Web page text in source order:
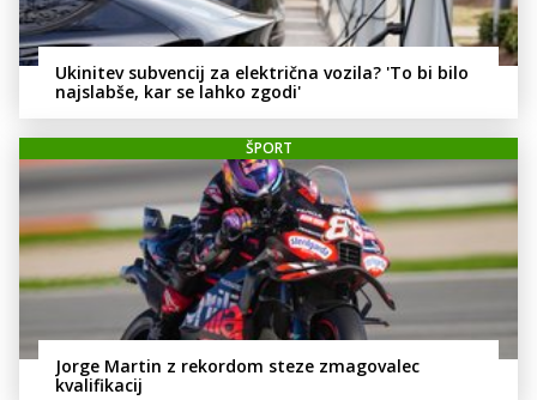
Ukinitev subvencij za električna vozila? 'To bi bilo
najslabše, kar se lahko zgodi'
ŠPORT
Jorge Martin z rekordom steze zmagovalec
kvalifikacij